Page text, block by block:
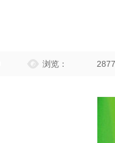
浏览： 2877